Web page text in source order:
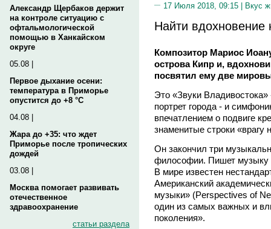
Александр Щербаков держит
на контроле ситуацию с
офтальмологической
помощью в Ханкайском
округе
05.08 |
Первое дыхание осени:
температура в Приморье
опустится до +8 °C
04.08 |
Жара до +35: что ждет
Приморье после тропических
дождей
03.08 |
Москва помогает развивать
отечественное
здравоохранение
статьи раздела
17 Июля 2018, 09:15 | Вкус
Найти
Композитор Мариос
острова Кипр и,
посвятил ему две
Это «Звуки
портрет города - и
впечатлением о подвиге
знаменитые строки «врагу
Он закончил три
философии. Пишет музыку
В мире известен
Американский
музыки» (Perspectives оf
один из самых важных и
поколения».